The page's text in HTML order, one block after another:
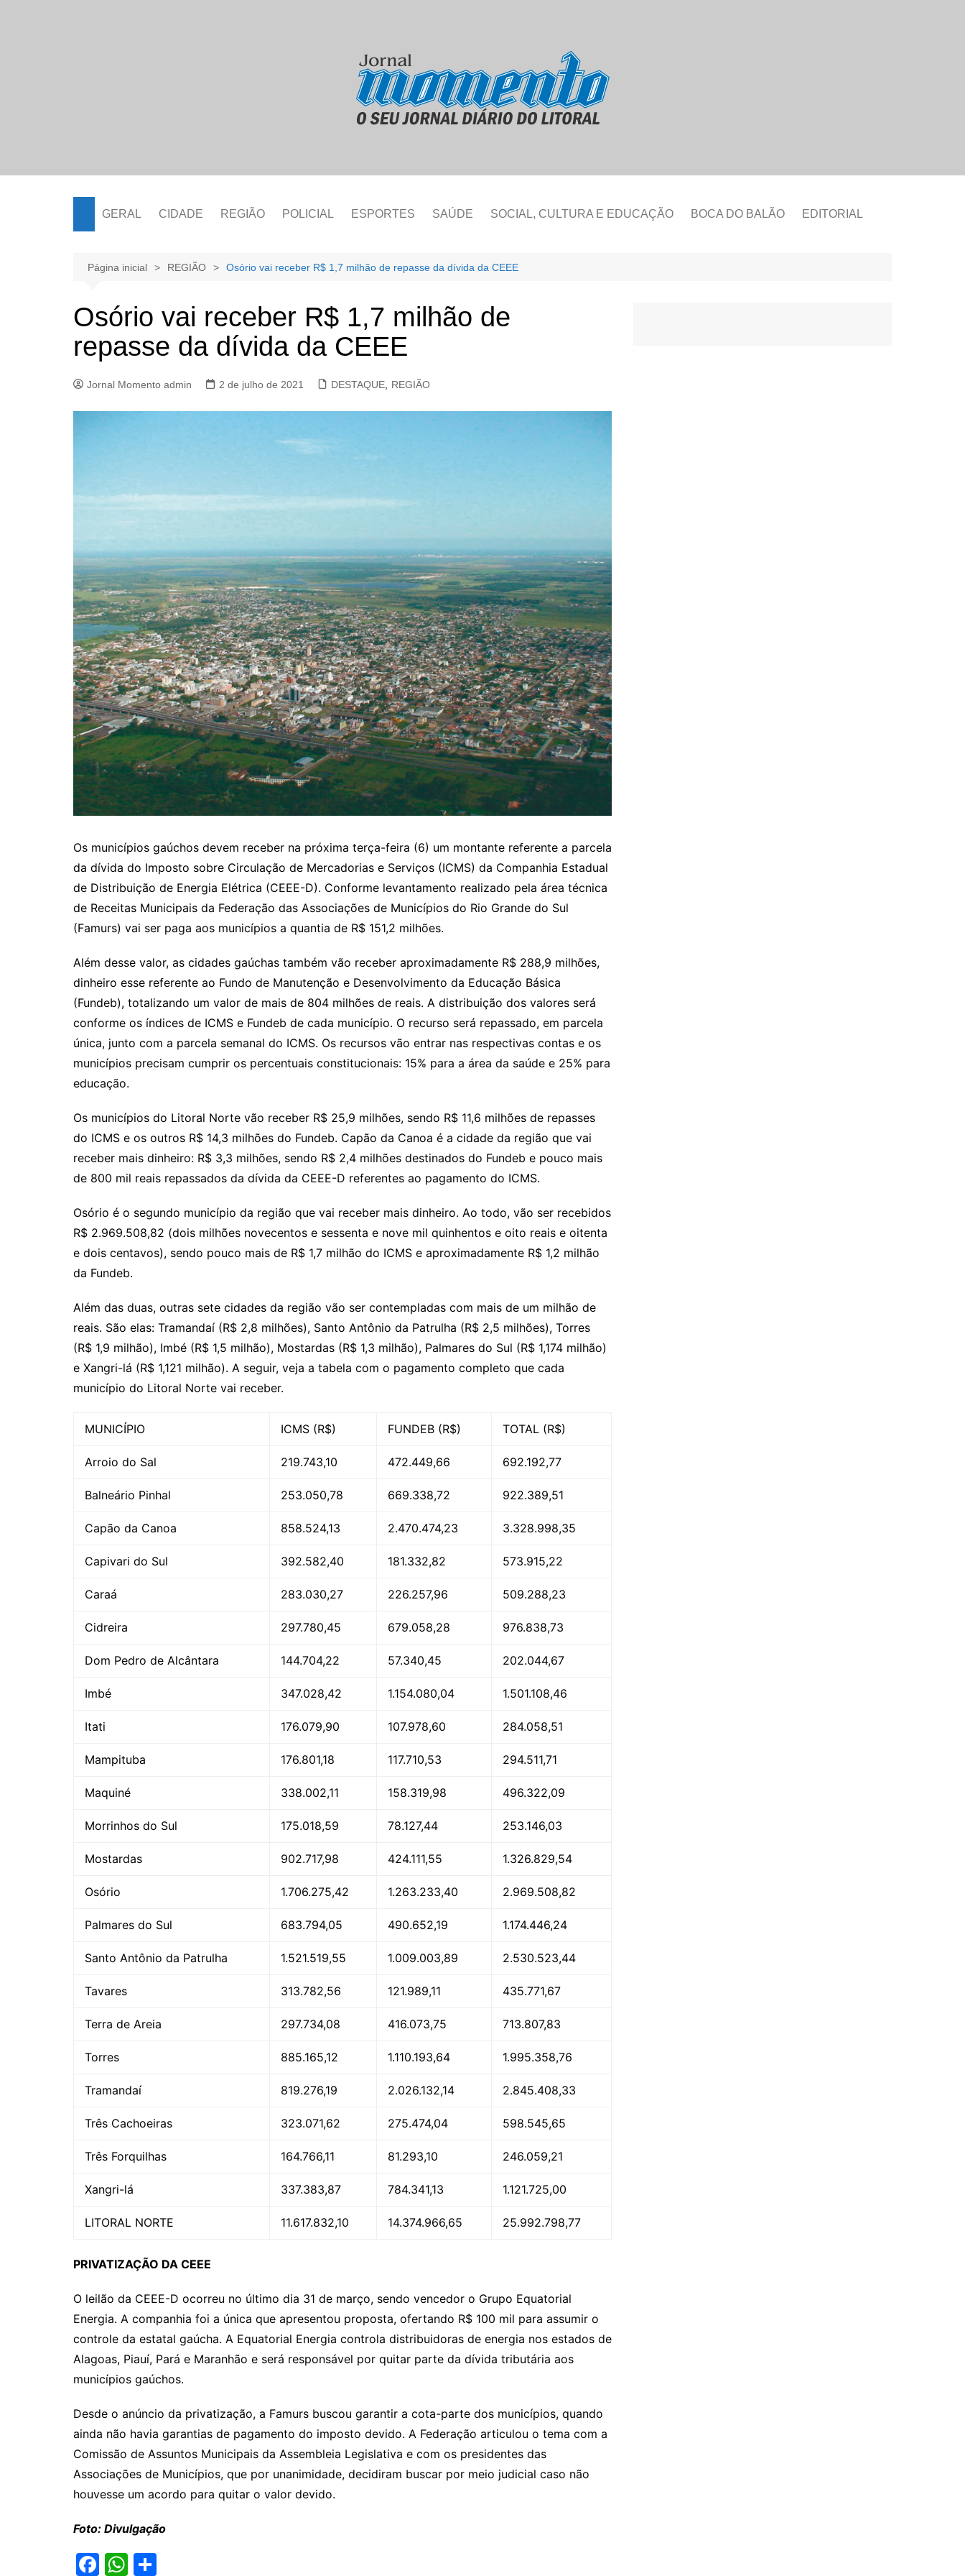
GERAL CIDADE REGIÃO POLICIAL ESPORTES SAÚDE SOCIAL, CULTURA E EDUCAÇÃO BOCA DO BALÃO EDITORIAL
Página inicial REGIÃO Osório vai receber R$ 1,7 milhão de repasse da dívida da CEEE
Osório vai receber R$ 1,7 milhão de
repasse da dívida da CEEE
Jornal Momento admin 2 de julho de 2021 DESTAQUE REGIÃO
Os municípios gaúchos devem receber na próxima terça-feira (6) um montante referente a parcela
da dívida do Imposto sobre Circulação de Mercadorias e Serviços (ICMS) da Companhia Estadual
de Distribuição de Energia Elétrica (CEEE-D). Conforme levantamento realizado pela área técnica
de Receitas Municipais da Federação das Associações de Municípios do Rio Grande do Sul
(Famurs) vai ser paga aos municípios a quantia de R$ 151,2 milhões.
Além desse valor, as cidades gaúchas também vão receber aproximadamente R$ 288,9 milhões,
dinheiro esse referente ao Fundo de Manutenção e Desenvolvimento da Educação Básica
(Fundeb), totalizando um valor de mais de 804 milhões de reais. A distribuição dos valores será
conforme os índices de ICMS e Fundeb de cada município. O recurso será repassado, em parcela
única, junto com a parcela semanal do ICMS. Os recursos vão entrar nas respectivas contas e os
municípios precisam cumprir os percentuais constitucionais: 15% para a área da saúde e 25% para
educação.
Os municípios do Litoral Norte vão receber R$ 25,9 milhões, sendo R$ 11,6 milhões de repasses
do ICMS e os outros R$ 14,3 milhões do Fundeb. Capão da Canoa é a cidade da região que vai
receber mais dinheiro: R$ 3,3 milhões, sendo R$ 2,4 milhões destinados do Fundeb e pouco mais
de 800 mil reais repassados da dívida da CEEE-D referentes ao pagamento do ICMS.
Osório é o segundo município da região que vai receber mais dinheiro. Ao todo, vão ser recebidos
R$ 2.969.508,82 (dois milhões novecentos e sessenta e nove mil quinhentos e oito reais e oitenta
e dois centavos), sendo pouco mais de R$ 1,7 milhão do ICMS e aproximadamente R$ 1,2 milhão
da Fundeb.
Além das duas, outras sete cidades da região vão ser contempladas com mais de um milhão de
reais. São elas: Tramandaí (R$ 2,8 milhões), Santo Antônio da Patrulha (R$ 2,5 milhões), Torres
(R$ 1,9 milhão), Imbé (R$ 1,5 milhão), Mostardas (R$ 1,3 milhão), Palmares do Sul (R$ 1,174 milhão)
e Xangri-lá (R$ 1,121 milhão). A seguir, veja a tabela com o pagamento completo que cada
município do Litoral Norte vai receber.
MUNICÍPIO ICMS (R$) FUNDEB (R$) TOTAL (R$)
Arroio do Sal 219.743,10 472.449,66 692.192,77
Balneário Pinhal 253.050,78 669.338,72 922.389,51
Capão da Canoa 858.524,13 2.470.474,23 3.328.998,35
Capivari do Sul 392.582,40 181.332,82 573.915,22
Caraá 283.030,27 226.257,96 509.288,23
Cidreira 297.780,45 679.058,28 976.838,73
Dom Pedro de Alcântara 144.704,22 57.340,45 202.044,67
Imbé 347.028,42 1.154.080,04 1.501.108,46
Itati 176.079,90 107.978,60 284.058,51
Mampituba 176.801,18 117.710,53 294.511,71
Maquiné 338.002,11 158.319,98 496.322,09
Morrinhos do Sul 175.018,59 78.127,44 253.146,03
Mostardas 902.717,98 424.111,55 1.326.829,54
Osório 1.706.275,42 1.263.233,40 2.969.508,82
Palmares do Sul 683.794,05 490.652,19 1.174.446,24
Santo Antônio da Patrulha 1.521.519,55 1.009.003,89 2.530.523,44
Tavares 313.782,56 121.989,11 435.771,67
Terra de Areia 297.734,08 416.073,75 713.807,83
Torres 885.165,12 1.110.193,64 1.995.358,76
Tramandaí 819.276,19 2.026.132,14 2.845.408,33
Três Cachoeiras 323.071,62 275.474,04 598.545,65
Três Forquilhas 164.766,11 81.293,10 246.059,21
Xangri-lá 337.383,87 784.341,13 1.121.725,00
LITORAL NORTE 11.617.832,10 14.374.966,65 25.992.798,77
PRIVATIZAÇÃO DA CEEE
O leilão da CEEE-D ocorreu no último dia 31 de março, sendo vencedor o Grupo Equatorial
Energia. A companhia foi a única que apresentou proposta, ofertando R$ 100 mil para assumir o
controle da estatal gaúcha. A Equatorial Energia controla distribuidoras de energia nos estados de
Alagoas, Piauí, Pará e Maranhão e será responsável por quitar parte da dívida tributária aos
municípios gaúchos.
Desde o anúncio da privatização, a Famurs buscou garantir a cota-parte dos municípios, quando
ainda não havia garantias de pagamento do imposto devido. A Federação articulou o tema com a
Comissão de Assuntos Municipais da Assembleia Legislativa e com os presidentes das
Associações de Municípios, que por unanimidade, decidiram buscar por meio judicial caso não
houvesse um acordo para quitar o valor devido.
Foto: Divulgação
F
W